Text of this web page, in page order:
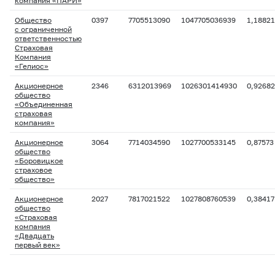
Общество
с ограниченной
ответственностью
Страховая
Компания
«Гелиос»
0397 7705513090 1047705036939 1,18821
Акционерное
общество
«Объединенная
страховая
компания»
2346 6312013969 1026301414930 0,92682
Акционерное
общество
«Боровицкое
страховое
общество»
3064 7714034590 1027700533145 0,87573
Акционерное
общество
«Страховая
компания
«Двадцать
первый век»
2027 7817021522 1027808760539 0,38417